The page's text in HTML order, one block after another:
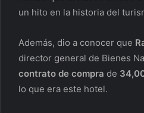
un hito en la historia del
Además, dio a conocer que
director general de Bienes
contrato de compra de
lo que era este hotel.